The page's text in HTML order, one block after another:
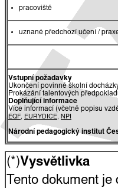
pracoviště
uznané předchozí učení /
Vstupní požadavky
Ukončení povinné školní
Prokázání talentových
Doplňující informace
Více informací (včetně popisu
EQF, EURYDICE, NPI
Národní pedagogický institut
(*)Vysvětlivka
Tento dokument